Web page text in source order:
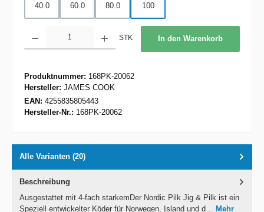
40.0 60.0 80.0 100
STK In den Warenkorb
Produktnummer: 168PK-20062
Hersteller: JAMES COOK
EAN: 4255835805443
Hersteller-Nr.: 168PK-20062
Alle Varianten (20)
Beschreibung
Ausgestattet mit 4-fach starkemDer Nordic Pilk Jig & Pilk ist ein
Speziell entwickelter Köder für Norwegen, Island und d… Mehr